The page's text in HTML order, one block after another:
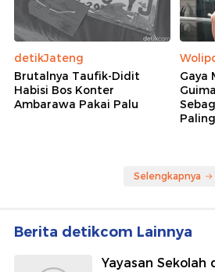
detikJateng
Brutalnya Taufik-Didit
Habisi Bos Konter
Ambarawa Pakai Palu
Gaya
Selengkapnya
Berita detikcom Lainnya
Yayasan Sekolah